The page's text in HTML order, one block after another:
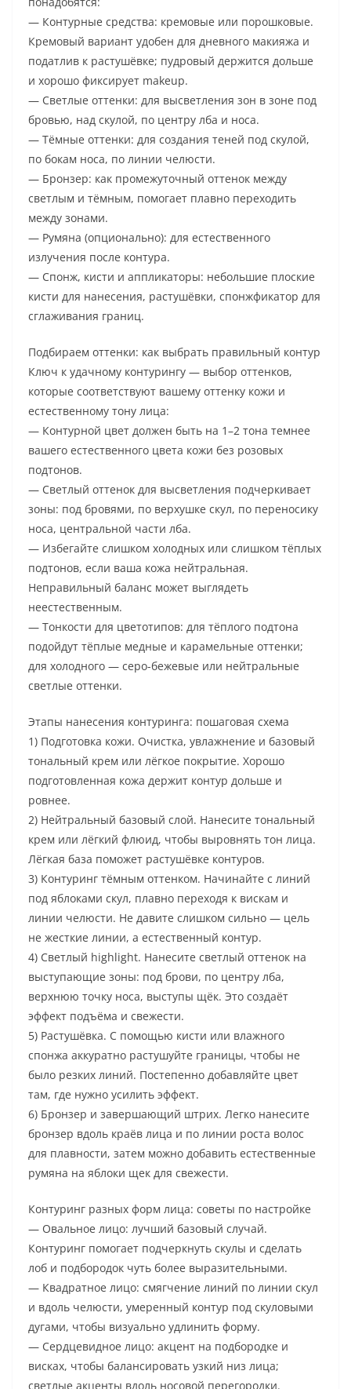
— Контурные средства: кремовые или порошковые.
Кремовый вариант удобен для дневного макияжа и
податлив к растушёвке; пудровый держится дольше
и хорошо фиксирует makeup.
— Светлые оттенки: для высветления зон в зоне под
бровью, над скулой, по центру лба и носа.
— Тёмные оттенки: для создания теней под скулой,
по бокам носа, по линии челюсти.
— Бронзер: как промежуточный оттенок между
светлым и тёмным, помогает плавно переходить
между зонами.
— Румяна (опционально): для естественного
излучения после контура.
— Спонж, кисти и аппликаторы: небольшие плоские
кисти для нанесения, растушёвки, спонжфикатор для
сглаживания границ.
Подбираем оттенки: как выбрать правильный контур
Ключ к удачному контурингу — выбор оттенков,
которые соответствуют вашему оттенку кожи и
естественному тону лица:
— Контурной цвет должен быть на 1–2 тона темнее
вашего естественного цвета кожи без розовых
подтонов.
— Светлый оттенок для высветления подчеркивает
зоны: под бровями, по верхушке скул, по переносику
носа, центральной части лба.
— Избегайте слишком холодных или слишком тёплых
подтонов, если ваша кожа нейтральная.
Неправильный баланс может выглядеть
неестественным.
— Тонкости для цветотипов: для тёплого подтона
подойдут тёплые медные и карамельные оттенки;
для холодного — серо-бежевые или нейтральные
светлые оттенки.
Этапы нанесения контуринга: пошаговая схема
1) Подготовка кожи. Очистка, увлажнение и базовый
тональный крем или лёгкое покрытие. Хорошо
подготовленная кожа держит контур дольше и
ровнее.
2) Нейтральный базовый слой. Нанесите тональный
крем или лёгкий флюид, чтобы выровнять тон лица.
Лёгкая база поможет растушёвке контуров.
3) Контуринг тёмным оттенком. Начинайте с линий
под яблоками скул, плавно переходя к вискам и
линии челюсти. Не давите слишком сильно — цель
не жесткие линии, а естественный контур.
4) Светлый highlight. Нанесите светлый оттенок на
выступающие зоны: под брови, по центру лба,
верхнюю точку носа, выступы щёк. Это создаёт
эффект подъёма и свежести.
5) Растушёвка. С помощью кисти или влажного
спонжа аккуратно растушуйте границы, чтобы не
было резких линий. Постепенно добавляйте цвет
там, где нужно усилить эффект.
6) Бронзер и завершающий штрих. Легко нанесите
бронзер вдоль краёв лица и по линии роста волос
для плавности, затем можно добавить естественные
румяна на яблоки щек для свежести.
Контуринг разных форм лица: советы по настройке
— Овальное лицо: лучший базовый случай.
Контуринг помогает подчеркнуть скулы и сделать
лоб и подбородок чуть более выразительными.
— Квадратное лицо: смягчение линий по линии скул
и вдоль челюсти, умеренный контур под скуловыми
дугами, чтобы визуально удлинить форму.
— Сердцевидное лицо: акцент на подбородке и
висках, чтобы балансировать узкий низ лица;
светлые акценты вдоль носовой перегородки.